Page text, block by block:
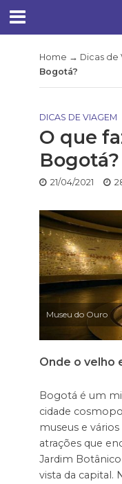
Home → Dicas de
Bogotá?
DICAS DE VIAGEM
O que
Bogotá?
21/04/2021
Museu do Ouro
Onde o velho
Bogotá é um
cidade
museus e
atrações que
Jardim
vista da capital.